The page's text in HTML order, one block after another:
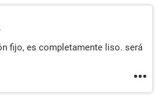
fijo, es completamente liso. será